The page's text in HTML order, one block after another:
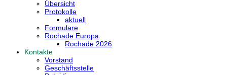
Übersicht
Protokolle
aktuell
Formulare
Rochade Europa
Rochade 2026
Kontakte
Vorstand
Geschäftsstelle